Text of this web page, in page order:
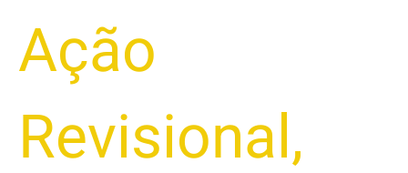
Ação
Revisional ,